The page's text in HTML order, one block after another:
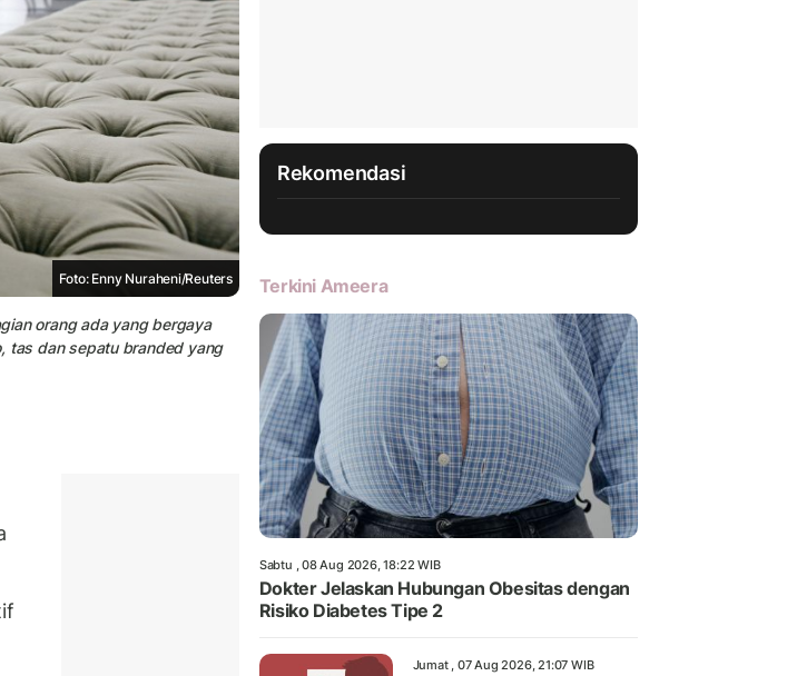
Foto: Enny Nuraheni/Reuters
orang ada yang bergaya
tas dan sepatu branded yang
Rekomendasi
Terkini Ameera
Sabtu , 08 Aug 2026, 18:22 WIB
Dokter Jelaskan Hubungan Obesitas dengan
Risiko Diabetes Tipe 2
Jumat , 07 Aug 2026, 21:07 WIB